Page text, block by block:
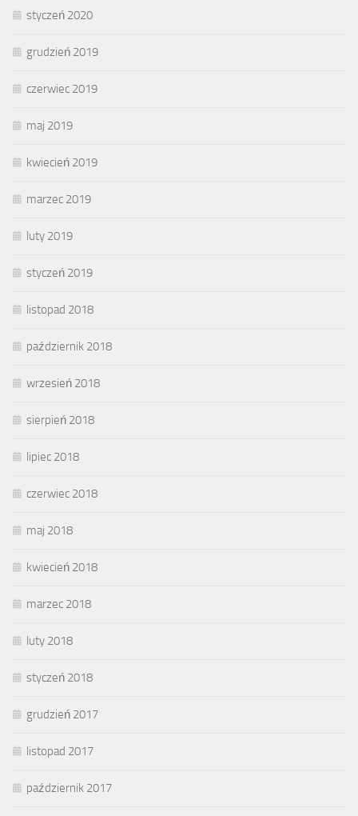
styczeń 2020
grudzień 2019
czerwiec 2019
maj 2019
kwiecień 2019
marzec 2019
luty 2019
styczeń 2019
listopad 2018
październik 2018
wrzesień 2018
sierpień 2018
lipiec 2018
czerwiec 2018
maj 2018
kwiecień 2018
marzec 2018
luty 2018
styczeń 2018
grudzień 2017
listopad 2017
październik 2017